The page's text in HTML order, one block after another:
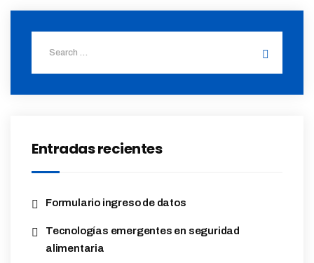
Entradas recientes
Formulario ingreso de datos
Tecnologías emergentes en seguridad
alimentaria